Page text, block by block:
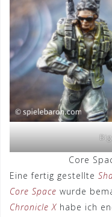
Core
Eine fertig gestellte
Core Space wurde
Chronicle X habe ich